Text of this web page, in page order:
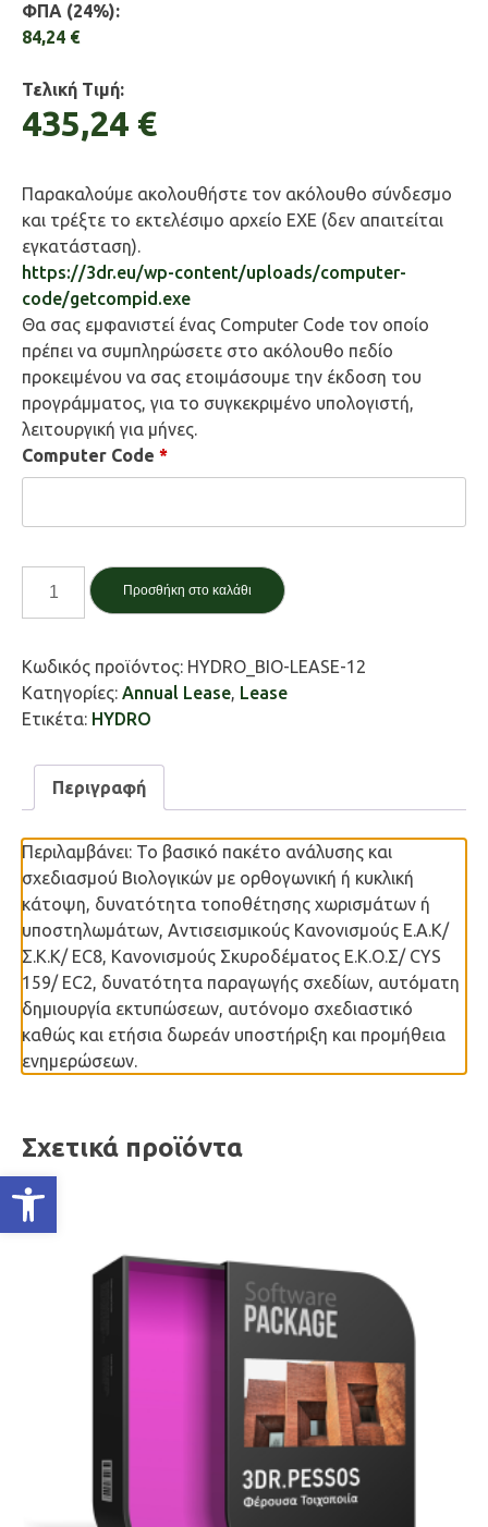
Ανοίξτε τη γραμμή εργαλείων
ΦΠΑ (24%):
84,24 €
Τελική Τιμή:
435,24 €
Παρακαλούμε ακολουθήστε τον ακόλουθο σύνδεσμο
και τρέξτε το εκτελέσιμο αρχείο EXE (δεν απαιτείται
εγκατάσταση).
https://3dr.eu/wp-content/uploads/computer-
code/getcompid.exe
Θα σας εμφανιστεί ένας Computer Code τον οποίο
πρέπει να συμπληρώσετε στο ακόλουθο πεδίο
προκειμένου να σας ετοιμάσουμε την έκδοση του
προγράμματος, για το συγκεκριμένο υπολογιστή,
λειτουργική για μήνες.
Computer Code *
3DR.HYDRO
Βιολογικός
Μήνες
ποσότητα
Προσθήκη στο καλάθι
Κωδικός προϊόντος: HYDRO_BIO-LEASE-12
Κατηγορίες: Annual Lease, Lease
Ετικέτα: HYDRO
Περιγραφή
Περιλαμβάνει: Το βασικό πακέτο ανάλυσης και
σχεδιασμού Βιολογικών με ορθογωνική ή κυκλική
κάτοψη, δυνατότητα τοποθέτησης χωρισμάτων ή
υποστηλωμάτων, Αντισεισμικούς Κανονισμούς Ε.Α.Κ/
Σ.Κ.Κ/ EC8, Κανονισμούς Σκυροδέματος Ε.Κ.Ο.Σ/ CYS
159/ EC2, δυνατότητα παραγωγής σχεδίων, αυτόματη
δημιουργία εκτυπώσεων, αυτόνομο σχεδιαστικό
καθώς και ετήσια δωρεάν υποστήριξη και προμήθεια
ενημερώσεων.
Σχετικά προϊόντα